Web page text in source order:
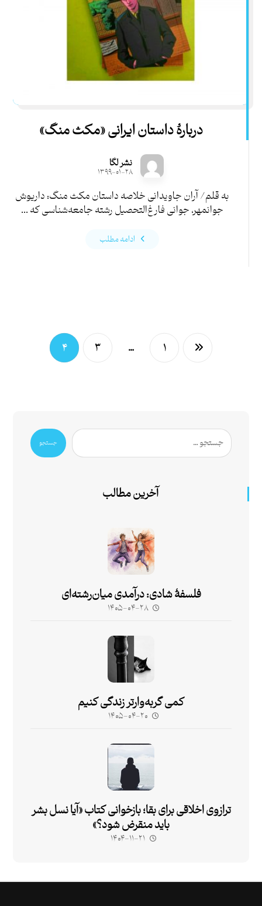
دربارۀ داستان ایرانی «مکث منگ»
نشر لگا
۱۳۹۹-۰۱-۲۸
به قلم/ آران جاویدانی خلاصه داستان مکث منگ: داریوش
جوانمهر، جوانی فارغ‌التحصیل رشته جامعه‌شناسی که ...
ادامه مطلب
۱ … ۳ ۴
جستجو
آخرین مطالب
فلسفۀ شادی: درآمدی میان‌رشته‌ای
۱۴۰۵-۰۴-۲۸
کمی گربه‌وارتر زندگی کنیم
۱۴۰۵-۰۴-۲۰
ترازوی اخلاقی برای بقا؛ بازخوانی کتاب «آیا نسل بشر
باید منقرض شود؟»
۱۴۰۴-۱۱-۲۱